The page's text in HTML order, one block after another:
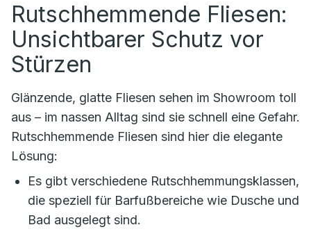
Rutschhemmende Fliesen:
Unsichtbarer Schutz vor
Stürzen
Glänzende, glatte Fliesen sehen im Showroom toll
aus – im nassen Alltag sind sie schnell eine Gefahr.
Rutschhemmende Fliesen sind hier die elegante
Lösung:
Es gibt verschiedene Rutschhemmungsklassen,
die speziell für Barfußbereiche wie Dusche und
Bad ausgelegt sind.